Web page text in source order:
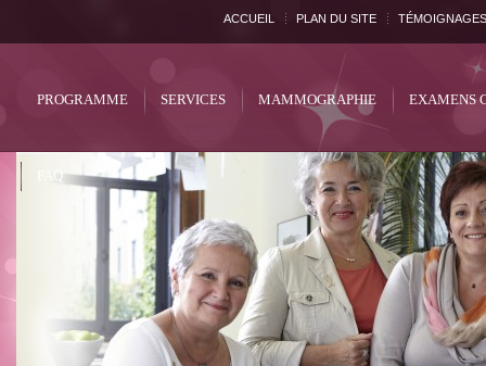
ACCUEIL PLAN DU SITE TÉMOIGNAGES
PROGRAMME SERVICES MAMMOGRAPHIE EXAMENS
FAQ